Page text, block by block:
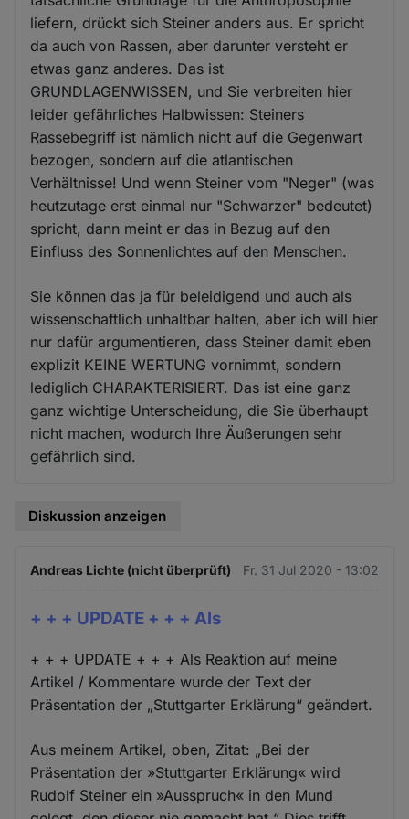
liefern, drückt sich Steiner anders aus. Er spricht
da auch von Rassen, aber darunter versteht er
etwas ganz anderes. Das ist
GRUNDLAGENWISSEN, und Sie verbreiten hier
leider gefährliches Halbwissen: Steiners
Rassebegriff ist nämlich nicht auf die Gegenwart
bezogen, sondern auf die atlantischen
Verhältnisse! Und wenn Steiner vom "Neger" (was
heutzutage erst einmal nur "Schwarzer" bedeutet)
spricht, dann meint er das in Bezug auf den
Einfluss des Sonnenlichtes auf den Menschen.
Sie können das ja für beleidigend und auch als
wissenschaftlich unhaltbar halten, aber ich will hier
nur dafür argumentieren, dass Steiner damit eben
explizit KEINE WERTUNG vornimmt, sondern
lediglich CHARAKTERISIERT. Das ist eine ganz
ganz wichtige Unterscheidung, die Sie überhaupt
nicht machen, wodurch Ihre Äußerungen sehr
gefährlich sind.
Diskussion anzeigen
Andreas Lichte (nicht überprüft) Fr. 31 Jul 2020 - 13:02
+ + + UPDATE + + + Als
+ + + UPDATE + + + Als Reaktion auf meine
Artikel / Kommentare wurde der Text der
Präsentation der „Stuttgarter Erklärung“ geändert.
Aus meinem Artikel, oben, Zitat: „Bei der
Präsentation der »Stuttgarter Erklärung« wird
Rudolf Steiner ein »Ausspruch« in den Mund